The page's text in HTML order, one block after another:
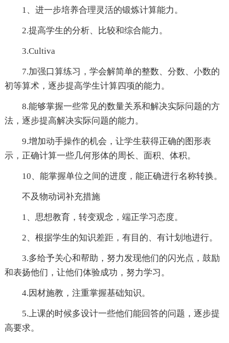
1、进一步培养合理灵活的锻炼计算能力。
2.提高学生的分析、比较和综合能力。
3.Cultiva
7.加强口算练习，学会解简单的整数、分数、小数的
初等算术，逐步提高学生计算四项的能力。
8.能够掌握一些常见的数量关系和解决实际问题的方
法，逐步提高解决实际问题的能力。
9.增加动手操作的机会，让学生获得正确的图形表
示，正确计算一些几何形体的周长、面积、体积。
10、能掌握单位之间的进度，能正确进行名称转换。
不及物动词补充措施
1、思想教育，转变观念，端正学习态度。
2、根据学生的知识差距，有目的、有计划地进行。
3.多给予关心和帮助，努力发现他们的闪光点，鼓励
和表扬他们，让他们体验成功，努力学习。
4.因材施教，注重掌握基础知识。
5.上课的时候多设计一些他们能回答的问题，逐步提
高要求。